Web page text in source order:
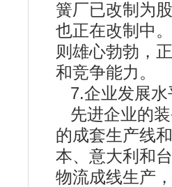
簧厂已改制为
也正在改制中
则雄心勃勃，
和竞争能力。
7.企业发展水
先进企业的装
的成套生产线
本、意大利和
物流成线生产